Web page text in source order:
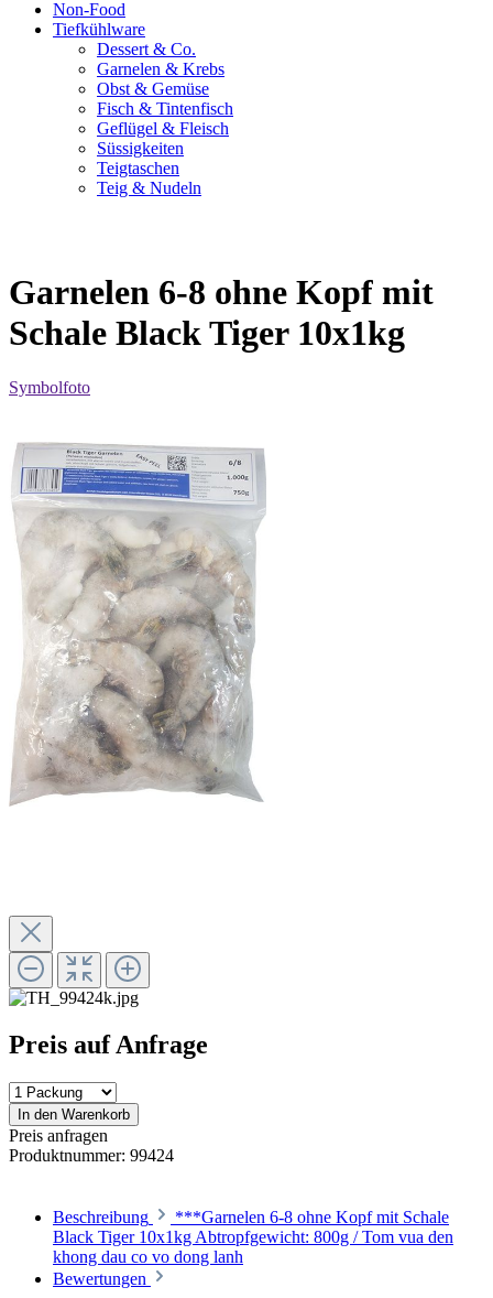
Non-Food
Tiefkühlware
Dessert & Co.
Garnelen & Krebs
Obst & Gemüse
Fisch & Tintenfisch
Geflügel & Fleisch
Süssigkeiten
Teigtaschen
Teig & Nudeln
Garnelen 6-8 ohne Kopf mit
Schale Black Tiger 10x1kg
Symbolfoto
Preis auf Anfrage
In den Warenkorb
Preis anfragen
Produktnummer: 99424
Beschreibung
***Garnelen 6-8 ohne Kopf mit Schale
Black Tiger 10x1kg Abtropfgewicht: 800g / Tom vua den
khong dau co vo dong lanh
Bewertungen